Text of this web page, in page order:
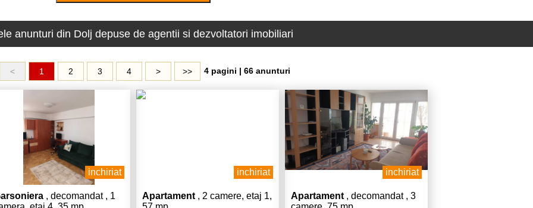
anunturi din Dolj depuse de agentii si dezvoltatori imobiliari
< 1 2 3 4 > >> 4 pagini | 66 anunturi
inchiriat
, decomandat , 1
inchiriat
Apartament , 2 camere, etaj 1,
inchiriat
Apartament , decomandat , 3